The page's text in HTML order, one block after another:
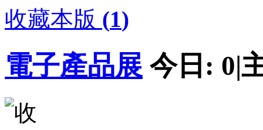
收藏本版 (1)
電子產品展 今日: 0|